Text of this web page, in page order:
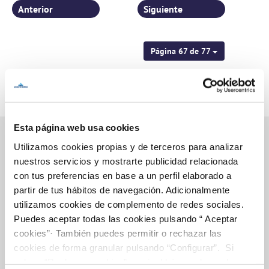
Esta página web usa cookies
Utilizamos cookies propias y de terceros para analizar
nuestros servicios y mostrarte publicidad relacionada
con tus preferencias en base a un perfil elaborado a
partir de tus hábitos de navegación. Adicionalmente
utilizamos cookies de complemento de redes sociales.
Puedes aceptar todas las cookies pulsando “ Aceptar
cookies”· También puedes permitir o rechazar las
cookies de forma granular pulsando “Configurar”. Si
Página 67 de 77
Anterior Siguiente
Inicio
Gestiones Online